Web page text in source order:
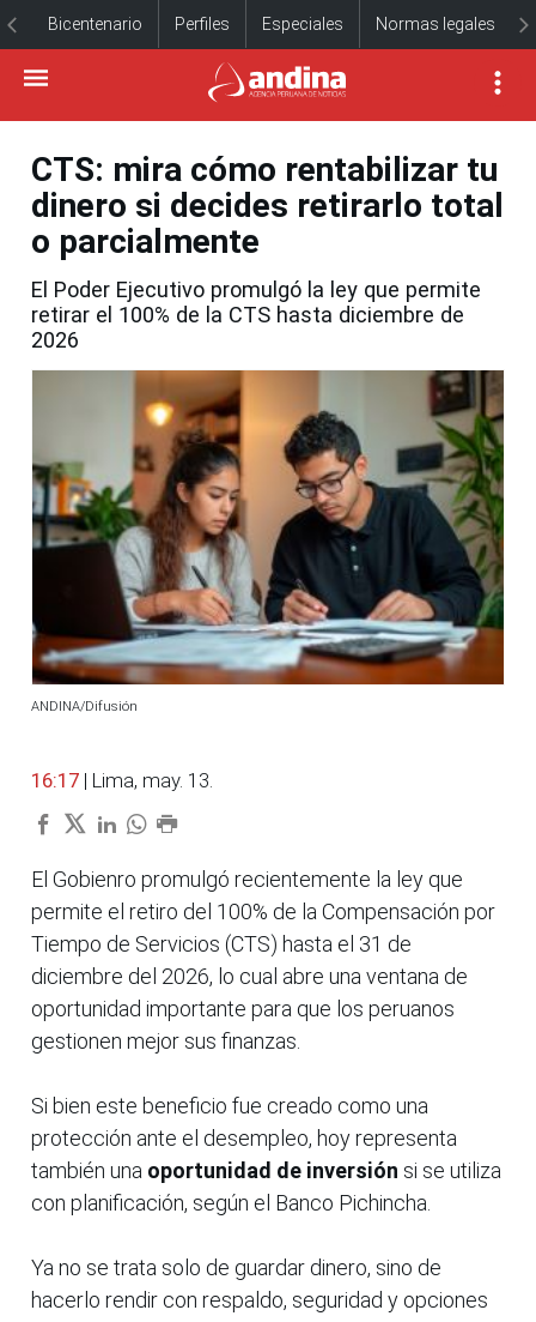
Bicentenario Perfiles Especiales Normas legales
CTS: mira cómo rentabilizar tu
dinero si decides retirarlo total
o parcialmente
El Poder Ejecutivo promulgó la ley que permite
retirar el 100% de la CTS hasta diciembre de
2026
ANDINA/Difusión
16:17 | Lima, may. 13.
El Gobienro promulgó recientemente la ley que
permite el retiro del 100% de la Compensación por
Tiempo de Servicios (CTS) hasta el 31 de
diciembre del 2026, lo cual abre una ventana de
oportunidad importante para que los peruanos
gestionen mejor sus finanzas.
Si bien este beneficio fue creado como una
protección ante el desempleo, hoy representa
también una oportunidad de inversión si se utiliza
con planificación, según el Banco Pichincha.
Ya no se trata solo de guardar dinero, sino de
hacerlo rendir con respaldo, seguridad y opciones